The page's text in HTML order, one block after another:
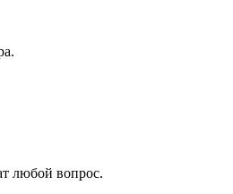
любой вопрос.